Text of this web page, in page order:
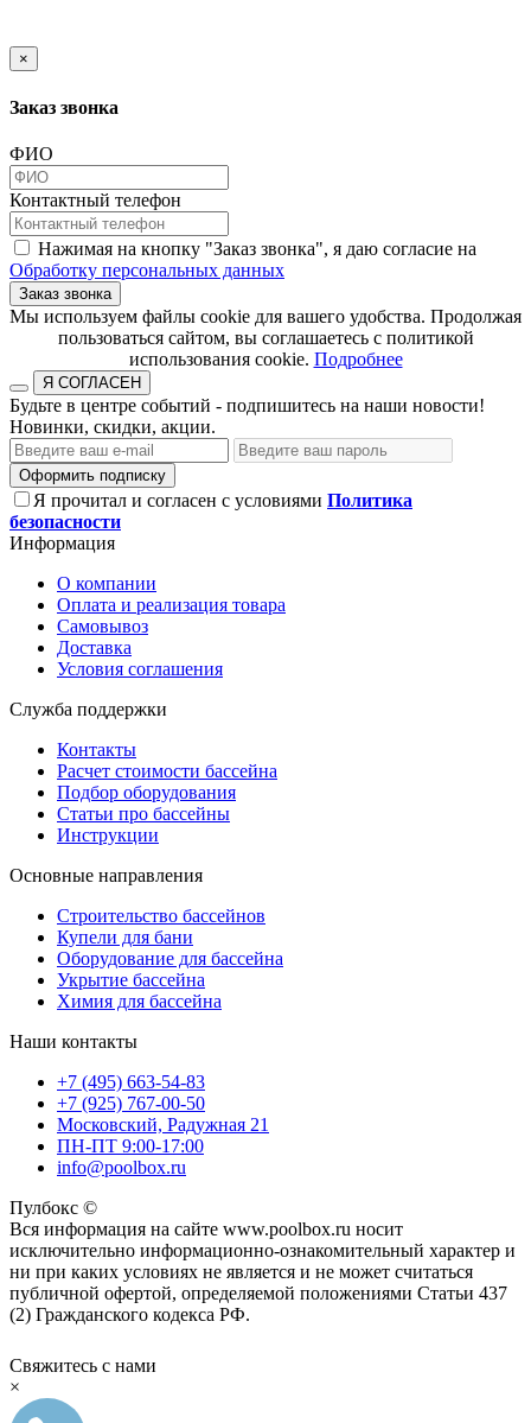
×
Заказ звонка
ФИО
Контактный телефон
Нажимая на кнопку "Заказ звонка", я даю согласие на
Обработку персональных данных
Заказ звонка
​​​​​​​Мы используем файлы cookie для вашего удобства. Продолжая
пользоваться сайтом, вы соглашаетесь с политикой
использования cookie.​​​​​​​ Подробнее
Я СОГЛАСЕН
Будьте в центре событий - подпишитесь на наши новости!
Новинки, скидки, акции.
Оформить подписку
Я прочитал и согласен с условиями Политика
безопасности
Информация
О компании
Оплата и реализация товара
Самовывоз
Доставка
Условия соглашения
Служба поддержки
Контакты
Расчет стоимости бассейна
Подбор оборудования
Статьи про бассейны
Инструкции
Основные направления
Строительство бассейнов
Купели для бани
Оборудование для бассейна
Укрытие бассейна
Химия для бассейна
Наши контакты
+7 (495) 663-54-83
+7 (925) 767-00-50
Московский, Радужная 21
ПН-ПТ 9:00-17:00
info@poolbox.ru
Пулбокс ©
Вся информация на сайте www.poolbox.ru носит
исключительно информационно-ознакомительный характер и
ни при каких условиях не является и не может считаться
публичной офертой, определяемой положениями Статьи 437
(2) Гражданского кодекса РФ.
Свяжитесь с нами
×